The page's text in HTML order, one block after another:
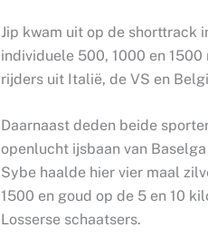
Jip kwam uit op de shorttrack
individuele 500, 1000 en
rijders uit Italië, de VS en
Daarnaast deden beide
openlucht ijsbaan van
Sybe haalde hier vier maal
1500 en goud op de 5 en 10
Losserse schaatsers.